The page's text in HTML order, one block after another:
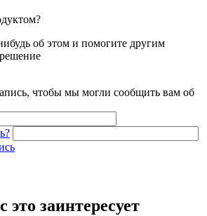
об этом и помогите другим
чтобы мы могли сообщить вам об
это заинтересует